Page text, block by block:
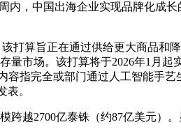
，中国出海企业实现品牌化成
算旨正在通过供给更大商品和
市场。该打算将于2026年1月
指完全或部门通过人工智能手
表。
越2700亿泰铢（约87亿美元）